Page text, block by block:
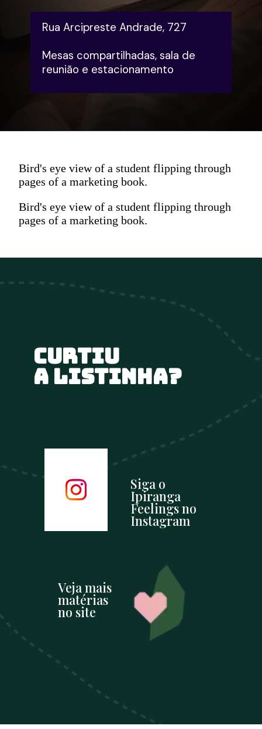
Rua Arcipreste Andrade, 727
Mesas compartilhadas, sala de
reunião e estacionamento
Bird's eye view of a student flipping through
pages of a marketing book.
Bird's eye view of a student flipping through
pages of a marketing book.
Curtiu
a listinha?
Siga o
Ipiranga
Feelings no
Instagram
Veja mais
matérias
no site